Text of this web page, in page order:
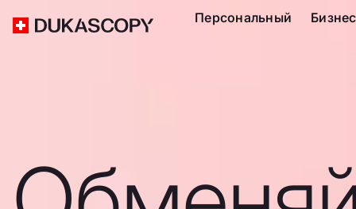
Персональный Бизнес